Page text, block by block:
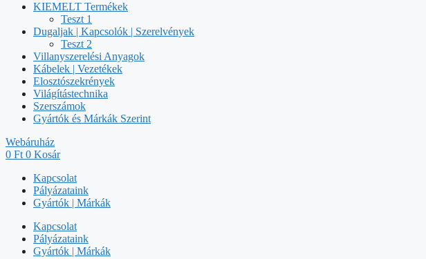
KIEMELT Termékek
Teszt 1
Dugaljak | Kapcsolók | Szerelvények
Teszt 2
Villanyszerelési Anyagok
Kábelek | Vezetékek
Elosztószekrények
Világítástechnika
Szerszámok
Gyártók és Márkák Szerint
Webáruház
0 Ft 0 Kosár
Kapcsolat
Pályázataink
Gyártók | Márkák
Kapcsolat
Pályázataink
Gyártók | Márkák